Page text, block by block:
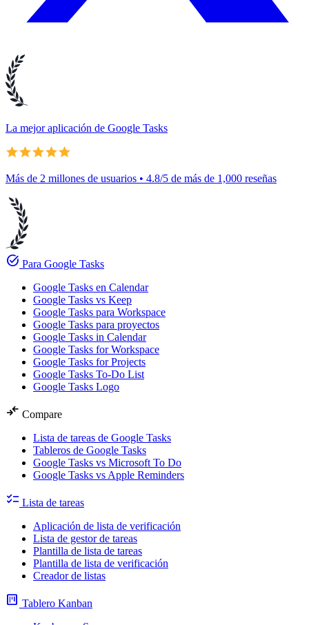
La mejor aplicación de Google Tasks
Más de 2 millones de usuarios • 4.8/5 de más de 1,000 reseñas
task_alt Para Google Tasks
Google Tasks en Calendar
Google Tasks vs Keep
Google Tasks para Workspace
Google Tasks para proyectos
Google Tasks in Calendar
Google Tasks for Workspace
Google Tasks for Projects
Google Tasks To-Do List
Google Tasks Logo
compare_arrows Compare
Lista de tareas de Google Tasks
Tableros de Google Tasks
Google Tasks vs Microsoft To Do
Google Tasks vs Apple Reminders
checklist Lista de tareas
Aplicación de lista de verificación
Lista de gestor de tareas
Plantilla de lista de tareas
Plantilla de lista de verificación
Creador de listas
view_kanban Tablero Kanban